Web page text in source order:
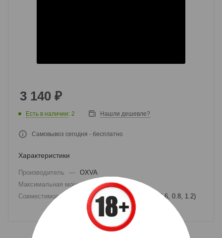
3 140 ₽
Есть в наличии: 2 Нашли дешевле?
Самовывоз сегодня - бесплатно
Характеристики
Производитель — OXVA
Максимальная мощность
— 30
Совместимость
Картридж Oxva Xlim (0.4, 0.6, 0.8, 1.2)